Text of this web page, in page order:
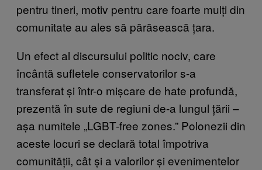
pentru tineri, motiv pentru care foarte mulți din
comunitate au ales să părăsească țara.
Un efect al discursului politic nociv, care
încântă sufletele conservatorilor s-a
transferat și într-o mișcare de hate profundă,
prezentă în sute de regiuni de-a lungul țării –
așa numitele „LGBT-free zones.” Polonezii din
aceste locuri se declară total împotriva
comunității, cât și a valorilor și evenimentelor